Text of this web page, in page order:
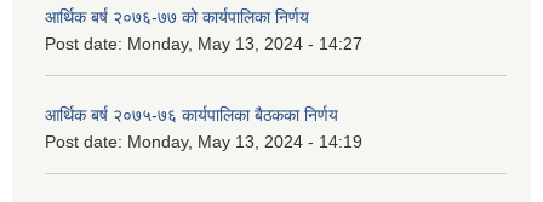
आर्थिक बर्ष २०७६-७७ को कार्यपालिका निर्णय
Post date: Monday, May 13, 2024 - 14:27
आर्थिक बर्ष २०७५-७६ कार्यपालिका बैठकका निर्णय
Post date: Monday, May 13, 2024 - 14:19